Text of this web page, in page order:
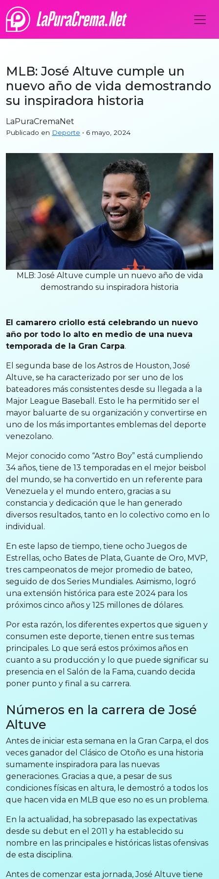
MLB: José Altuve cumple un
nuevo año de vida demostrando
su inspiradora historia
LaPuraCremaNet
Publicado en Deporte • 6 mayo, 2024
MLB: José Altuve cumple un nuevo año de vida
demostrando su inspiradora historia
El camarero criollo está celebrando un nuevo
año por todo lo alto en medio de una nueva
temporada de la Gran Carpa.
El segunda base de los Astros de Houston, José
Altuve, se ha caracterizado por ser uno de los
bateadores más consistentes desde su llegada a la
Major League Baseball. Esto le ha permitido ser el
mayor baluarte de su organización y convertirse en
uno de los más importantes emblemas del deporte
venezolano.
Mejor conocido como “Astro Boy” está cumpliendo
34 años, tiene de 13 temporadas en el mejor beisbol
del mundo, se ha convertido en un referente para
Venezuela y el mundo entero, gracias a su
constancia y dedicación que le han generado
diversos resultados, tanto en lo colectivo como en lo
individual.
En este lapso de tiempo, tiene ocho Juegos de
Estrellas, ocho Bates de Plata, Guante de Oro, MVP,
tres campeonatos de mejor promedio de bateo,
seguido de dos Series Mundiales. Asimismo, logró
una extensión histórica para este 2024 para los
próximos cinco años y 125 millones de dólares.
Por esta razón, los diferentes expertos que siguen y
consumen este deporte, tienen entre sus temas
principales. Lo que será estos próximos años en
cuanto a su producción y lo que puede significar su
presencia en el Salón de la Fama, cuando decida
poner punto y final a su carrera.
Números en la carrera de José
Altuve
Antes de iniciar esta semana en la Gran Carpa, el dos
veces ganador del Clásico de Otoño es una historia
sumamente inspiradora para las nuevas
generaciones. Gracias a que, a pesar de sus
condiciones físicas en altura, le demostró a todos los
que hacen vida en MLB que eso no es un problema.
En la actualidad, ha sobrepasado las expectativas
desde su debut en el 2011 y ha establecido su
nombre en las principales e históricas listas ofensivas
de esta disciplina.
Antes de comenzar esta jornada, José Altuve tiene